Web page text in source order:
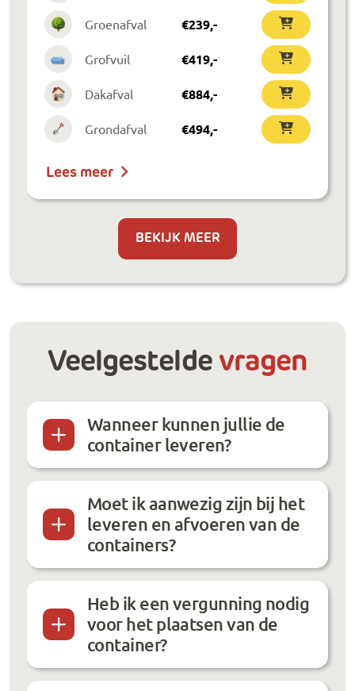
Groenafval €239,-
Grofvuil €419,-
Dakafval €884,-
Grondafval €494,-
Lees meer
BEKIJK MEER
Veelgestelde vragen
Wanneer kunnen jullie de
container leveren?
Moet ik aanwezig zijn bij het
leveren en afvoeren van de
containers?
Heb ik een vergunning nodig
voor het plaatsen van de
container?